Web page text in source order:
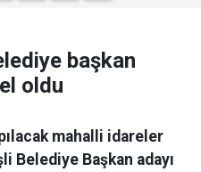
başkan
oldu
mahalli idareler
Belediye Başkan adayı